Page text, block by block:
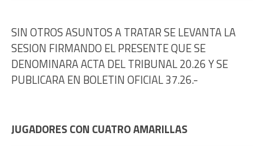
SIN OTROS ASUNTOS A TRATAR SE LEVANTA LA
SESION FIRMANDO EL PRESENTE QUE SE
DENOMINARA ACTA DEL TRIBUNAL 20.26 Y SE
PUBLICARA EN BOLETIN OFICIAL 37.26.-
JUGADORES CON CUATRO AMARILLAS